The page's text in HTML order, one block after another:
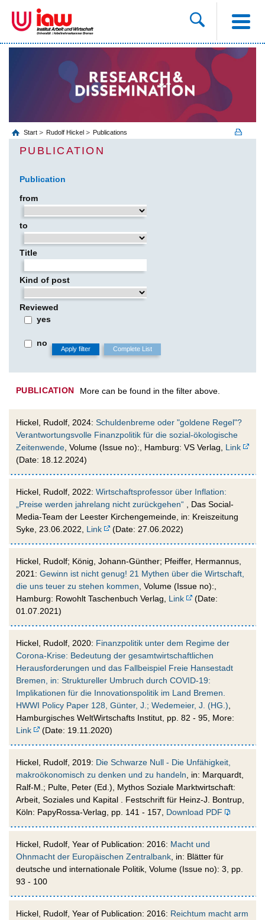
Start Rudolf Hickel Publications
PUBLICATION
Publication
from
to
Title
Kind of post
Reviewed
yes
no
PUBLICATION More can be found in the filter above.
Hickel, Rudolf, 2024: Schuldenbreme oder "goldene Regel"?
Verantwortungsvolle Finanzpolitik für die sozial-ökologische
Zeitenwende , Volume (Issue no):, Hamburg: VS Verlag, Link
(Date: 18.12.2024)
Hickel, Rudolf, 2022: Wirtschaftsprofessor über Inflation:
„Preise werden jahrelang nicht zurückgehen“
, Das Social-
Media-Team der Leester Kirchengemeinde, in: Kreiszeitung
Syke, 23.06.2022, Link (Date: 27.06.2022)
Hickel, Rudolf; König, Johann-Günther; Pfeiffer, Hermannus,
2021: Gewinn ist nicht genug! 21 Mythen über die Wirtschaft,
die uns teuer zu stehen kommen , Volume (Issue no):,
Hamburg: Rowohlt Taschenbuch Verlag, Link
(Date:
01.07.2021)
Hickel, Rudolf, 2020: Finanzpolitik unter dem Regime der
Corona-Krise: Bedeutung der gesamtwirtschaftlichen
Herausforderungen und das Fallbeispiel Freie Hansestadt
Bremen, in: Struktureller Umbruch durch COVID-19:
Implikationen für die Innovationspolitik im Land Bremen.
HWWI Policy Paper 128, Günter, J.; Wedemeier, J. (HG.)
Hamburgisches WeltWirtschafts Institut, pp. 82 - 95, More:
Link
(Date: 19.11.2020)
Hickel, Rudolf, 2019: Die Schwarze Null - Die Unfähigkeit,
makroökonomisch zu denken und zu handeln , in: Marquardt,
Ralf-M.; Pulte, Peter (Ed.), Mythos Soziale Marktwirtschaft:
Arbeit, Soziales und Kapital . Festschrift für Heinz-J. Bontrup,
Köln: PapyRossa-Verlag, pp. 141 - 157, Download PDF
Hickel, Rudolf, Year of Publication: 2016: Macht und
Ohnmacht der Europäischen Zentralbank , in: Blätter für
deutsche und internationale Politik, Volume (Issue no): 3, pp.
93 - 100
Hickel, Rudolf, Year of Publication: 2016: Reichtum macht arm